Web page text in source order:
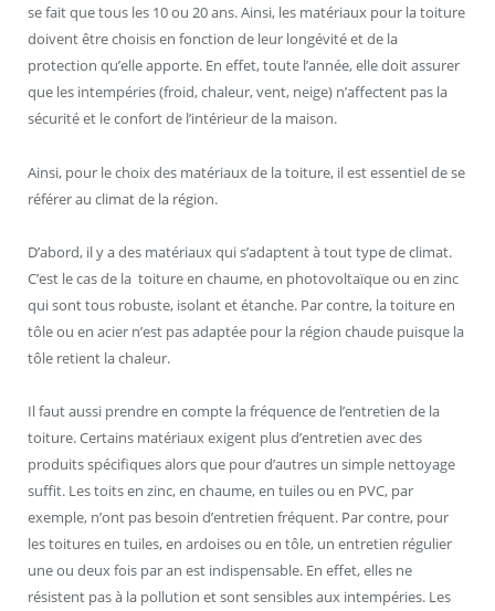
se fait que tous les 10 ou 20 ans. Ainsi, les matériaux pour la toiture
doivent être choisis en fonction de leur longévité et de la
protection qu’elle apporte. En effet, toute l’année, elle doit assurer
que les intempéries (froid, chaleur, vent, neige) n’affectent pas la
sécurité et le confort de l’intérieur de la maison.
Ainsi, pour le choix des matériaux de la toiture, il est essentiel de se
référer au climat de la région.
D’abord, il y a des matériaux qui s’adaptent à tout type de climat.
C’est le cas de la toiture en chaume, en photovoltaïque ou en zinc
qui sont tous robuste, isolant et étanche. Par contre, la toiture en
tôle ou en acier n’est pas adaptée pour la région chaude puisque la
tôle retient la chaleur.
Il faut aussi prendre en compte la fréquence de l’entretien de la
toiture. Certains matériaux exigent plus d’entretien avec des
produits spécifiques alors que pour d’autres un simple nettoyage
suffit. Les toits en zinc, en chaume, en tuiles ou en PVC, par
exemple, n’ont pas besoin d’entretien fréquent. Par contre, pour
les toitures en tuiles, en ardoises ou en tôle, un entretien régulier
une ou deux fois par an est indispensable. En effet, elles ne
résistent pas à la pollution et sont sensibles aux intempéries. Les